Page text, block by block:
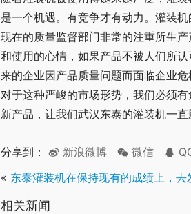
是一个机遇。有竞争才有动力。灌装
现在的质量监督部门非常的注重所生
和使用的心情，如果产品不被人们所
来的企业因产品质量问题而面临企业危
对于这种严峻的市场形势，我们必须
新产品，让我们武汉东泰的灌装机一
分享到： 新浪微博 微信
« 东泰灌装机在保持现有的成绩上，去
相关新闻